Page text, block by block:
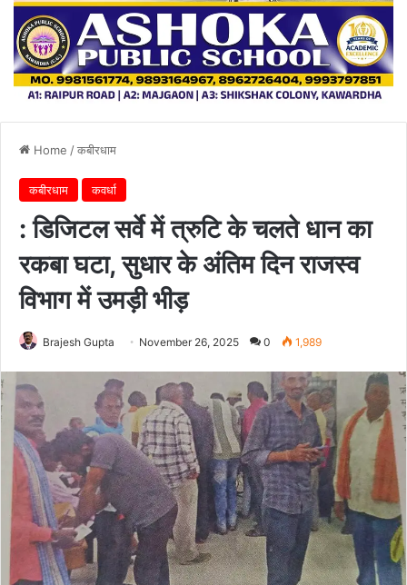
Home /कबीरधाम
कबीरधाम कवर्धा
: डिजिटल सर्वे में त्रुटि के चलते धान का
रकबा घटा, सुधार के अंतिम दिन राजस्व
विभाग में उमड़ी भीड़
Brajesh Gupta November 26, 2025 0 1,989